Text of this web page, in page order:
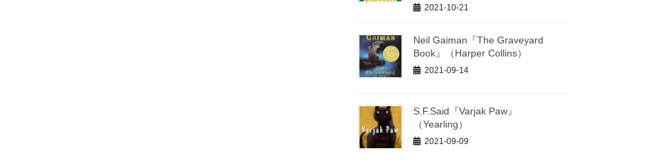
2021-10-21
Neil Gaiman『The Graveyard
Book』（Harper Collins）
2021-09-14
S.F.Said『Varjak Paw』
（Yearling）
2021-09-09